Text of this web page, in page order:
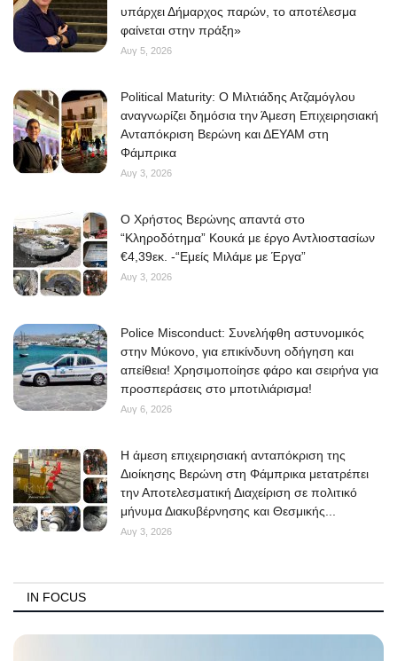
υπάρχει Δήμαρχος παρών, το αποτέλεσμα
φαίνεται στην πράξη»
Αυγ 5, 2026
Political Maturity: Ο Μιλτιάδης Ατζαμόγλου
αναγνωρίζει δημόσια την Άμεση Επιχειρησιακή
Ανταπόκριση Βερώνη και ΔΕΥΑΜ στη
Φάμπρικα
Αυγ 3, 2026
O Χρήστος Βερώνης απαντά στο
“Κληροδότημα” Κουκά με έργο Αντλιοστασίων
€4,39εκ. -“Εμείς Μιλάμε με Έργα”
Αυγ 3, 2026
Police Misconduct: Συνελήφθη αστυνομικός
στην Μύκονο, για επικίνδυνη οδήγηση και
απείθεια! Χρησιμοποίησε φάρο και σειρήνα για
προσπεράσεις στο μποτιλιάρισμα!
Αυγ 6, 2026
Η άμεση επιχειρησιακή ανταπόκριση της
Διοίκησης Βερώνη στη Φάμπρικα μετατρέπει
την Αποτελεσματική Διαχείριση σε πολιτικό
μήνυμα Διακυβέρνησης και Θεσμικής...
Αυγ 3, 2026
IN FOCUS